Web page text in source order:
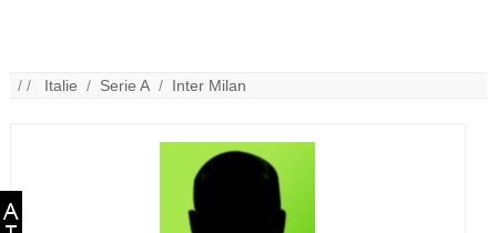
/ / Italie / Serie A / Inter Milan